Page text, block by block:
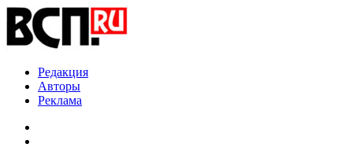
Редакция
Авторы
Реклама